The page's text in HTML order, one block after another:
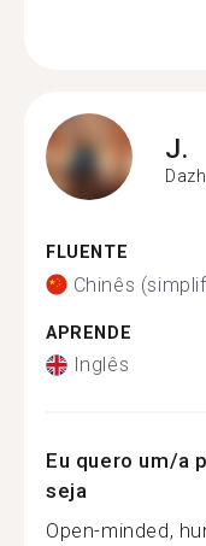
J.
FLUENTE
Chinês
APRENDE
Inglês
Eu quero um/a
seja
Open-minded,